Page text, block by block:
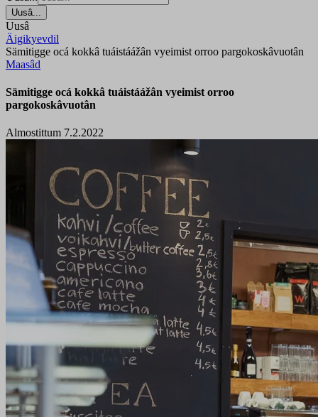
Uusâ...
Uusâ
Äigikyevdil
Sämitigge ocá kokkâ tuáistáážân vyeimist orroo pargokoskâvuotân
Maasâd
Sämitigge ocá kokkâ tuáistáážân vyeimist orroo
pargokoskâvuotân
Almostittum 7.2.2022